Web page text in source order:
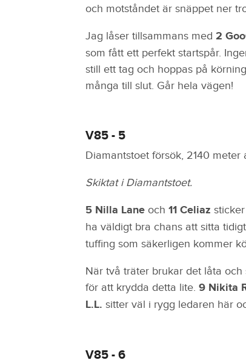
och motståndet är snäppet ner
Jag låser tillsammans med 2
som fått ett perfekt startspår.
still ett tag och hoppas på
många till slut. Går hela vägen!
V85 - 5
Diamantstoet försök, 2140 meter
Skiktat i Diamantstoet.
5 Nilla Lane och 11 Celiaz
ha väldigt bra chans att sitta
tuffing som säkerligen kommer
När två träter brukar det låta
för att krydda detta lite. 9 Nikita
L.L. sitter väl i rygg ledaren här
V85 - 6